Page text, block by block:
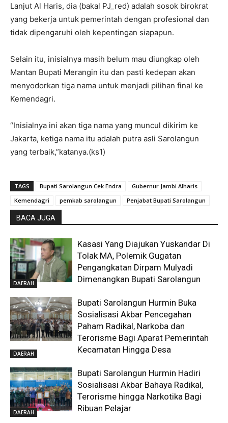
Lanjut Al Haris, dia (bakal PJ_red) adalah sosok birokrat
yang bekerja untuk pemerintah dengan profesional dan
tidak dipengaruhi oleh kepentingan siapapun.
Selain itu, inisialnya masih belum mau diungkap oleh
Mantan Bupati Merangin itu dan pasti kedepan akan
menyodorkan tiga nama untuk menjadi pilihan final ke
Kemendagri.
“Inisialnya ini akan tiga nama yang muncul dikirim ke
Jakarta, ketiga nama itu adalah putra asli Sarolangun
yang terbaik,”katanya.(ks1)
TAGS Bupati Sarolangun Cek Endra
Gubernur Jambi Alharis
Kemendagri
pemkab sarolangun Penjabat Bupati Sarolangun
BACA JUGA
DAERAH
Kasasi Yang Diajukan Yuskandar Di
Tolak MA, Polemik Gugatan
Pengangkatan Dirpam Mulyadi
Dimenangkan Bupati Sarolangun
DAERAH
Bupati Sarolangun Hurmin Buka
Sosialisasi Akbar Pencegahan
Paham Radikal, Narkoba dan
Terorisme Bagi Aparat Pemerintah
Kecamatan Hingga Desa
DAERAH
Bupati Sarolangun Hurmin Hadiri
Sosialisasi Akbar Bahaya Radikal,
Terorisme hingga Narkotika Bagi
Ribuan Pelajar